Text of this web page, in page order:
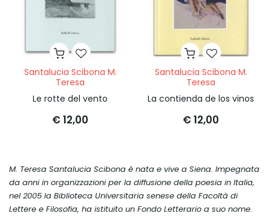
Santalucia Scibona M.
Teresa
Le rotte del vento
€ 12,00
Santalucia Scibona M.
Teresa
La contienda de los vinos
€ 12,00
M. Teresa Santalucia Scibona è nata e vive a Siena. Impegnata
da anni in organizzazioni per la diffusione della poesia in Italia,
nel 2005 la Biblioteca Universitaria senese della Facoltà di
Lettere e Filosofia, ha istituito un Fondo Letterario a suo nome.